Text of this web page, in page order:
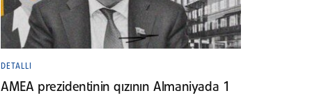
DETALLI
AMEA prezidentinin qızının Almaniyada 1